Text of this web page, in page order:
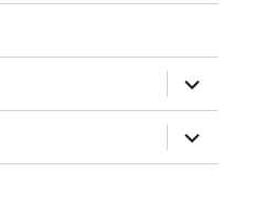
öffnen
öffnen